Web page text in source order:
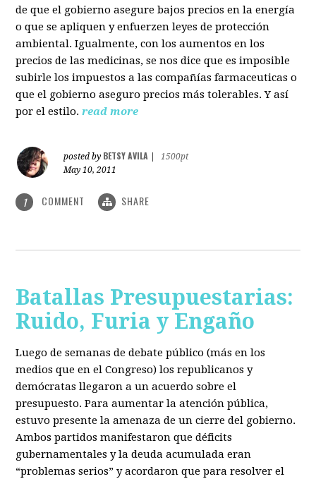
de que el gobierno asegure bajos precios en la energía
o que se apliquen y enfuerzen leyes de protección
ambiental. Igualmente, con los aumentos en los
precios de las medicinas, se nos dice que es imposible
subirle los impuestos a las compañías farmaceuticas o
que el gobierno aseguro precios más tolerables. Y así
por el estilo. read more
posted by BETSY AVILA
1500pt
May 10, 2011
1 COMMENT SHARE
Batallas Presupuestarias:
Ruido, Furia y Engaño
Luego de semanas de debate público (más en los
medios que en el Congreso) los republicanos y
demócratas llegaron a un acuerdo sobre el
presupuesto. Para aumentar la atención pública,
estuvo presente la amenaza de un cierre del gobierno.
Ambos partidos manifestaron que déficits
gubernamentales y la deuda acumulada eran
“problemas serios” y acordaron que para resolver el